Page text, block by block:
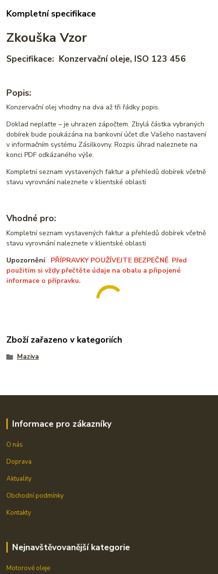
Kompletní specifikace
Zkouška Vzor
Specifikace: Konzervační oleje, ISO 123 456
Popis:
Konzervační olej vhodny na dva až tři řádky popis.
Doklad neplaťte – je uhrazen zápočtem. Zbylá částka vybraných
dobírek bude poukázána na bankovní účet dle Vašeho nastavení
v informačním systému Zásilkovny. Rozpis úhrad naleznete na
konci PDF odkázaného výše.
Kompletní seznam vystavených faktur a přehledů dobírek včetně
stavu vyrovnání naleznete v klientské oblasti
Vhodné pro:
Kompletní seznam vystavených faktur a přehledů dobírek včetně
stavu vyrovnání naleznete v klientské oblasti
Upozornění: PŘÍPRAVKY POUŽÍVEJTE BEZPEČNĚ. Před
použitím si vždy přečtěte údaje na obalu a připojené
informace o přípravku.
Zboží zařazeno v kategoriích
Maziva
Informace pro zákazníky
O nás
Doprava
Aktuality
Obchodní podmínky
Kontakty
Nejnavštěvovanější kategorie
Motorové oleje